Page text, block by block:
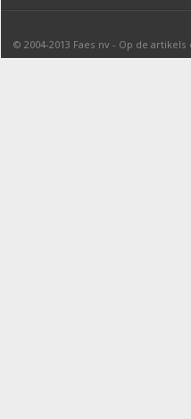
© 2004-2013 Faes nv - Op de artikels